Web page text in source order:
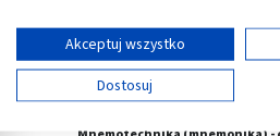
Wyświetl listę partnerów (11
Używamy Twoich danych w następujących
Cele przetwarzania IAB:
Przechowywanie informacji na
Akceptuj wszystko
Dostosuj